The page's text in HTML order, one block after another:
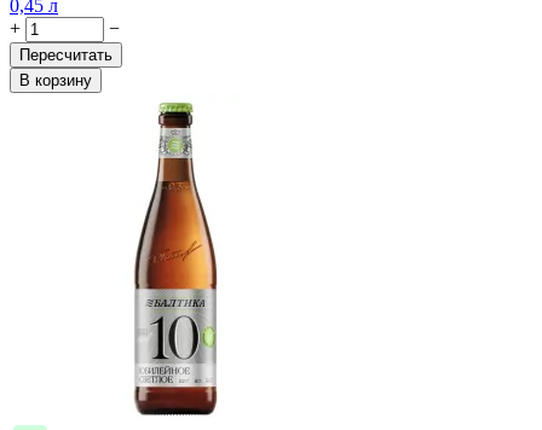
0,45 л
+
−
Пересчитать
В корзину